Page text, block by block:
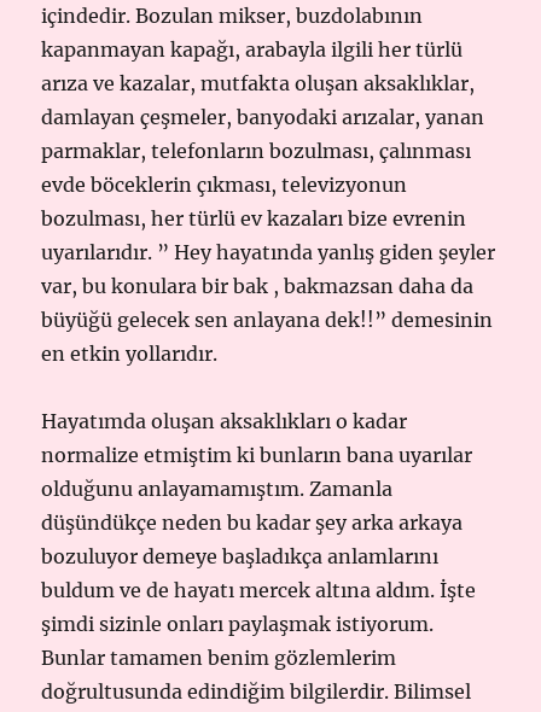
içindedir. Bozulan mikser, buzdolabının
kapanmayan kapağı, arabayla ilgili her türlü
arıza ve kazalar, mutfakta oluşan aksaklıklar,
damlayan çeşmeler, banyodaki arızalar, yanan
parmaklar, telefonların bozulması, çalınması
evde böceklerin çıkması, televizyonun
bozulması, her türlü ev kazaları bize evrenin
uyarılarıdır. ” Hey hayatında yanlış giden şeyler
var, bu konulara bir bak , bakmazsan daha da
büyüğü gelecek sen anlayana dek!!” demesinin
en etkin yollarıdır.
Hayatımda oluşan aksaklıkları o kadar
normalize etmiştim ki bunların bana uyarılar
olduğunu anlayamamıştım. Zamanla
düşündükçe neden bu kadar şey arka arkaya
bozuluyor demeye başladıkça anlamlarını
buldum ve de hayatı mercek altına aldım. İşte
şimdi sizinle onları paylaşmak istiyorum.
Bunlar tamamen benim gözlemlerim
doğrultusunda edindiğim bilgilerdir. Bilimsel